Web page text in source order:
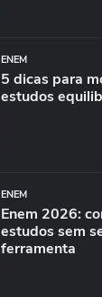
ENEM
5 dicas para
estudos
ENEM
Enem 2026:
estudos sem
ferramenta